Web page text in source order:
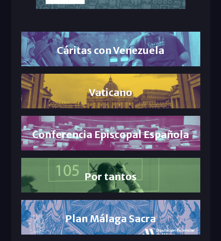
Cáritas con Venezuela
Vaticano
Conferencia Episcopal Española
Por tantos
Plan Málaga Sacra